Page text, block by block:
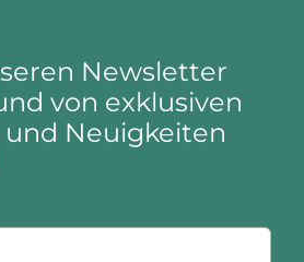
Newsletter
von exklusiven
Neuigkeiten